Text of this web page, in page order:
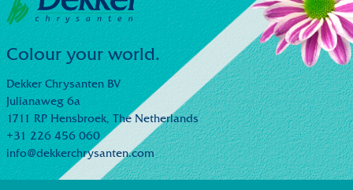
Colour your world.
Dekker Chrysanten BV
Julianaweg 6a
1711 RP Hensbroek, The Netherlands
+31 226 456 060
info@dekkerchrysanten.com